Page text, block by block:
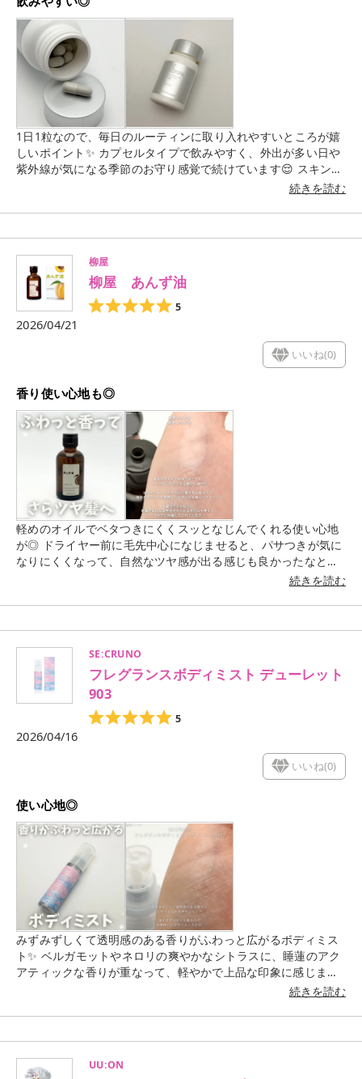
1日1粒なので、毎日のルーティンに取り入れやすいところが嬉
しいポイント✨️ カプセルタイプで飲みやすく、外出が多い日や
紫外線が気になる季節のお守り感覚で続けています😌 スキンケ
アだけでなく日々の美容意識を高めるきっかけにもなってい
り入れていきたいです🤍 *使用感などのコメントはすべて個人
続きを読む
柳屋
柳屋 あんず油
5
2026/04/21
いいね(0)
香り使い心地も◎
軽めのオイルでベタつきにくくスッとなじんでくれる使い心地
が◎ ドライヤー前に毛先中心になじませると、パサつきが気に
なりにくくなって、自然なツヤ感が出る感じも良かったなと思
なく、乾燥が気になる手元やネイルまわりにも使えるのも嬉し
ください✔✔ *使用感などのコメントはすべて個人の感想です。
⁡ #PR
続きを読む
SE:CRUNO
フレグランスボディミスト デューレット
903
5
2026/04/16
いいね(0)
使い心地◎
みずみずしくて透明感のある香りがふわっと広がるボディミス
ト✨ ベルガモットやネロリの爽やかなシトラスに、睡蓮のアク
アティックな香りが重なって、軽やかで上品な印象に感じまし
是非チェックしてみてください✔✔ *使用感などのコメントはす
続きを読む
UU:ON